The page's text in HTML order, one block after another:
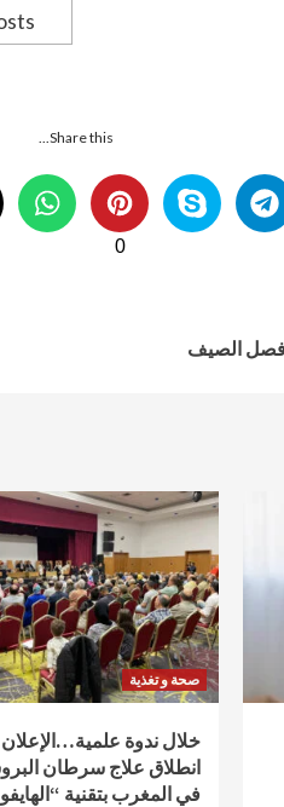
Share this...
0
فصل الصيف
صحة و تغذية
خلال ندوة
انطلاق علاج سرطان
في المغرب بتقنية